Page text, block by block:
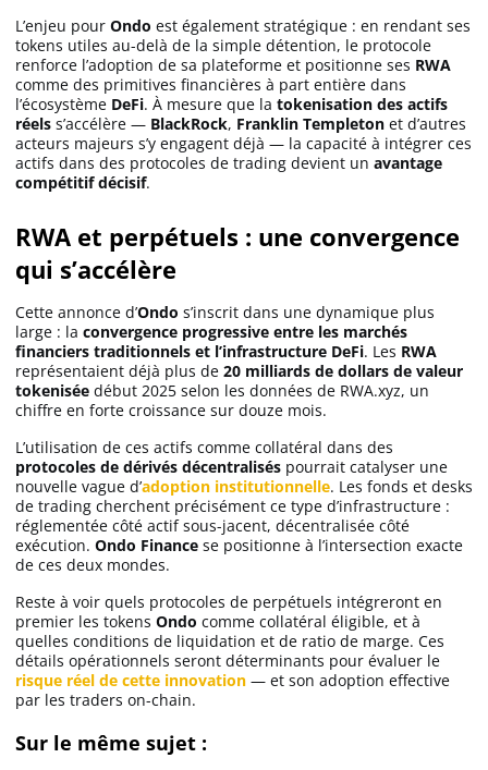
L’enjeu pour Ondo est également stratégique : en rendant ses
tokens utiles au-delà de la simple détention, le protocole
renforce l’adoption de sa plateforme et positionne ses RWA
comme des primitives financières à part entière dans
l’écosystème DeFi. À mesure que la tokenisation des actifs
réels s’accélère — BlackRock, Franklin Templeton et d’autres
acteurs majeurs s’y engagent déjà — la capacité à intégrer ces
actifs dans des protocoles de trading devient un avantage
compétitif décisif.
RWA et perpétuels : une convergence
qui s’accélère
Cette annonce d’Ondo s’inscrit dans une dynamique plus
large : la convergence progressive entre les marchés
financiers traditionnels et l’infrastructure DeFi. Les RWA
représentaient déjà plus de 20 milliards de dollars de valeur
tokenisée début 2025 selon les données de RWA.xyz, un
chiffre en forte croissance sur douze mois.
L’utilisation de ces actifs comme collatéral dans des
protocoles de dérivés décentralisés pourrait catalyser une
nouvelle vague d’adoption institutionnelle. Les fonds et desks
de trading cherchent précisément ce type d’infrastructure :
réglementée côté actif sous-jacent, décentralisée côté
exécution. Ondo Finance se positionne à l’intersection exacte
de ces deux mondes.
Reste à voir quels protocoles de perpétuels intégreront en
premier les tokens Ondo comme collatéral éligible, et à
quelles conditions de liquidation et de ratio de marge. Ces
détails opérationnels seront déterminants pour évaluer le
risque réel de cette innovation — et son adoption effective
par les traders on-chain.
Sur le même sujet :